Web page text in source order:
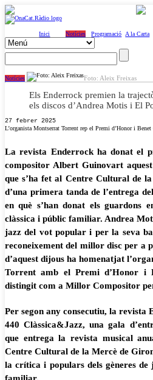
Inici Notícies Programació A la Carta
Notícies Foto: Aleix Freixas
Els Enderrock premien la
els discos d’Andrea Motis i El
27 febrer 2025
L’organista Montserrat Torrent rep el Premi d’Honor i
La revista Enderrock ha donat el
compositor Albert Guinovart
que s’ha fet al Centre Cultural de
d’una primera tanda de l’entrega
en què s’han donat els guardons
clàssica i públic familiar. Andrea
jazz del vot popular i per la seva
reconeixement del millor disc per a
d’aquest dijous ha homenatjat
Torrent amb el Premi d’Honor i
distingit com a Millor Compositor
Per segon any consecutiu, la revista
440 Clàssica&Jazz, una gala
que entrega la revista musical
Centre Cultural de la Mercè de
la crítica i populars dels gèneres de